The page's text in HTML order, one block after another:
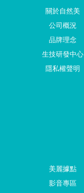
關於自然美
公司概況
品牌理念
生技研發中心
隱私權聲明
美麗據點
影音專區